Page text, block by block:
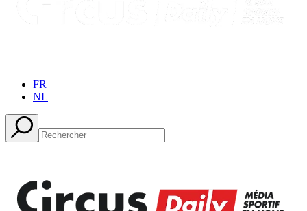
FR
NL